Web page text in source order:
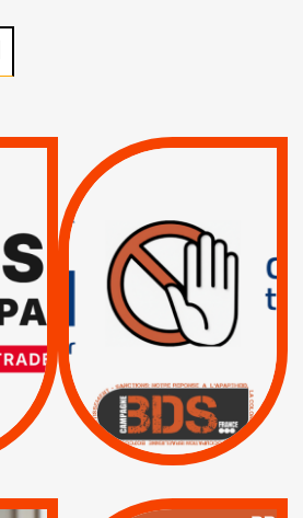
INTERNATIONAL ?
TRUMP, MACRON :
MÊME COMBAT
| Actus |
| Boycott militaire |
Lettres d'interpellation